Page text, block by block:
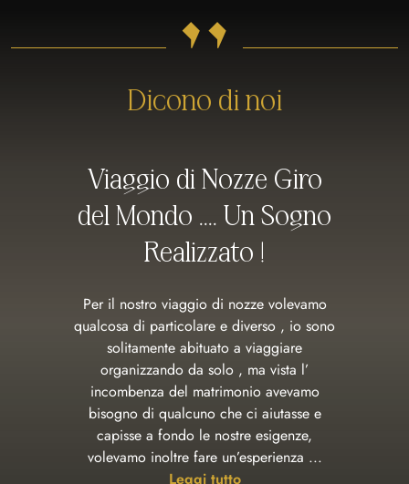
"
Dicono di noi
Viaggio di Nozze Giro
del Mondo .... Un Sogno
Realizzato !
Per il nostro viaggio di nozze volevamo
qualcosa di particolare e diverso , io sono
solitamente abituato a viaggiare
organizzando da solo , ma vista l’
incombenza del matrimonio avevamo
bisogno di qualcuno che ci aiutasse e
capisse a fondo le nostre esigenze,
volevamo inoltre fare un’esperienza ...
Leggi tutto